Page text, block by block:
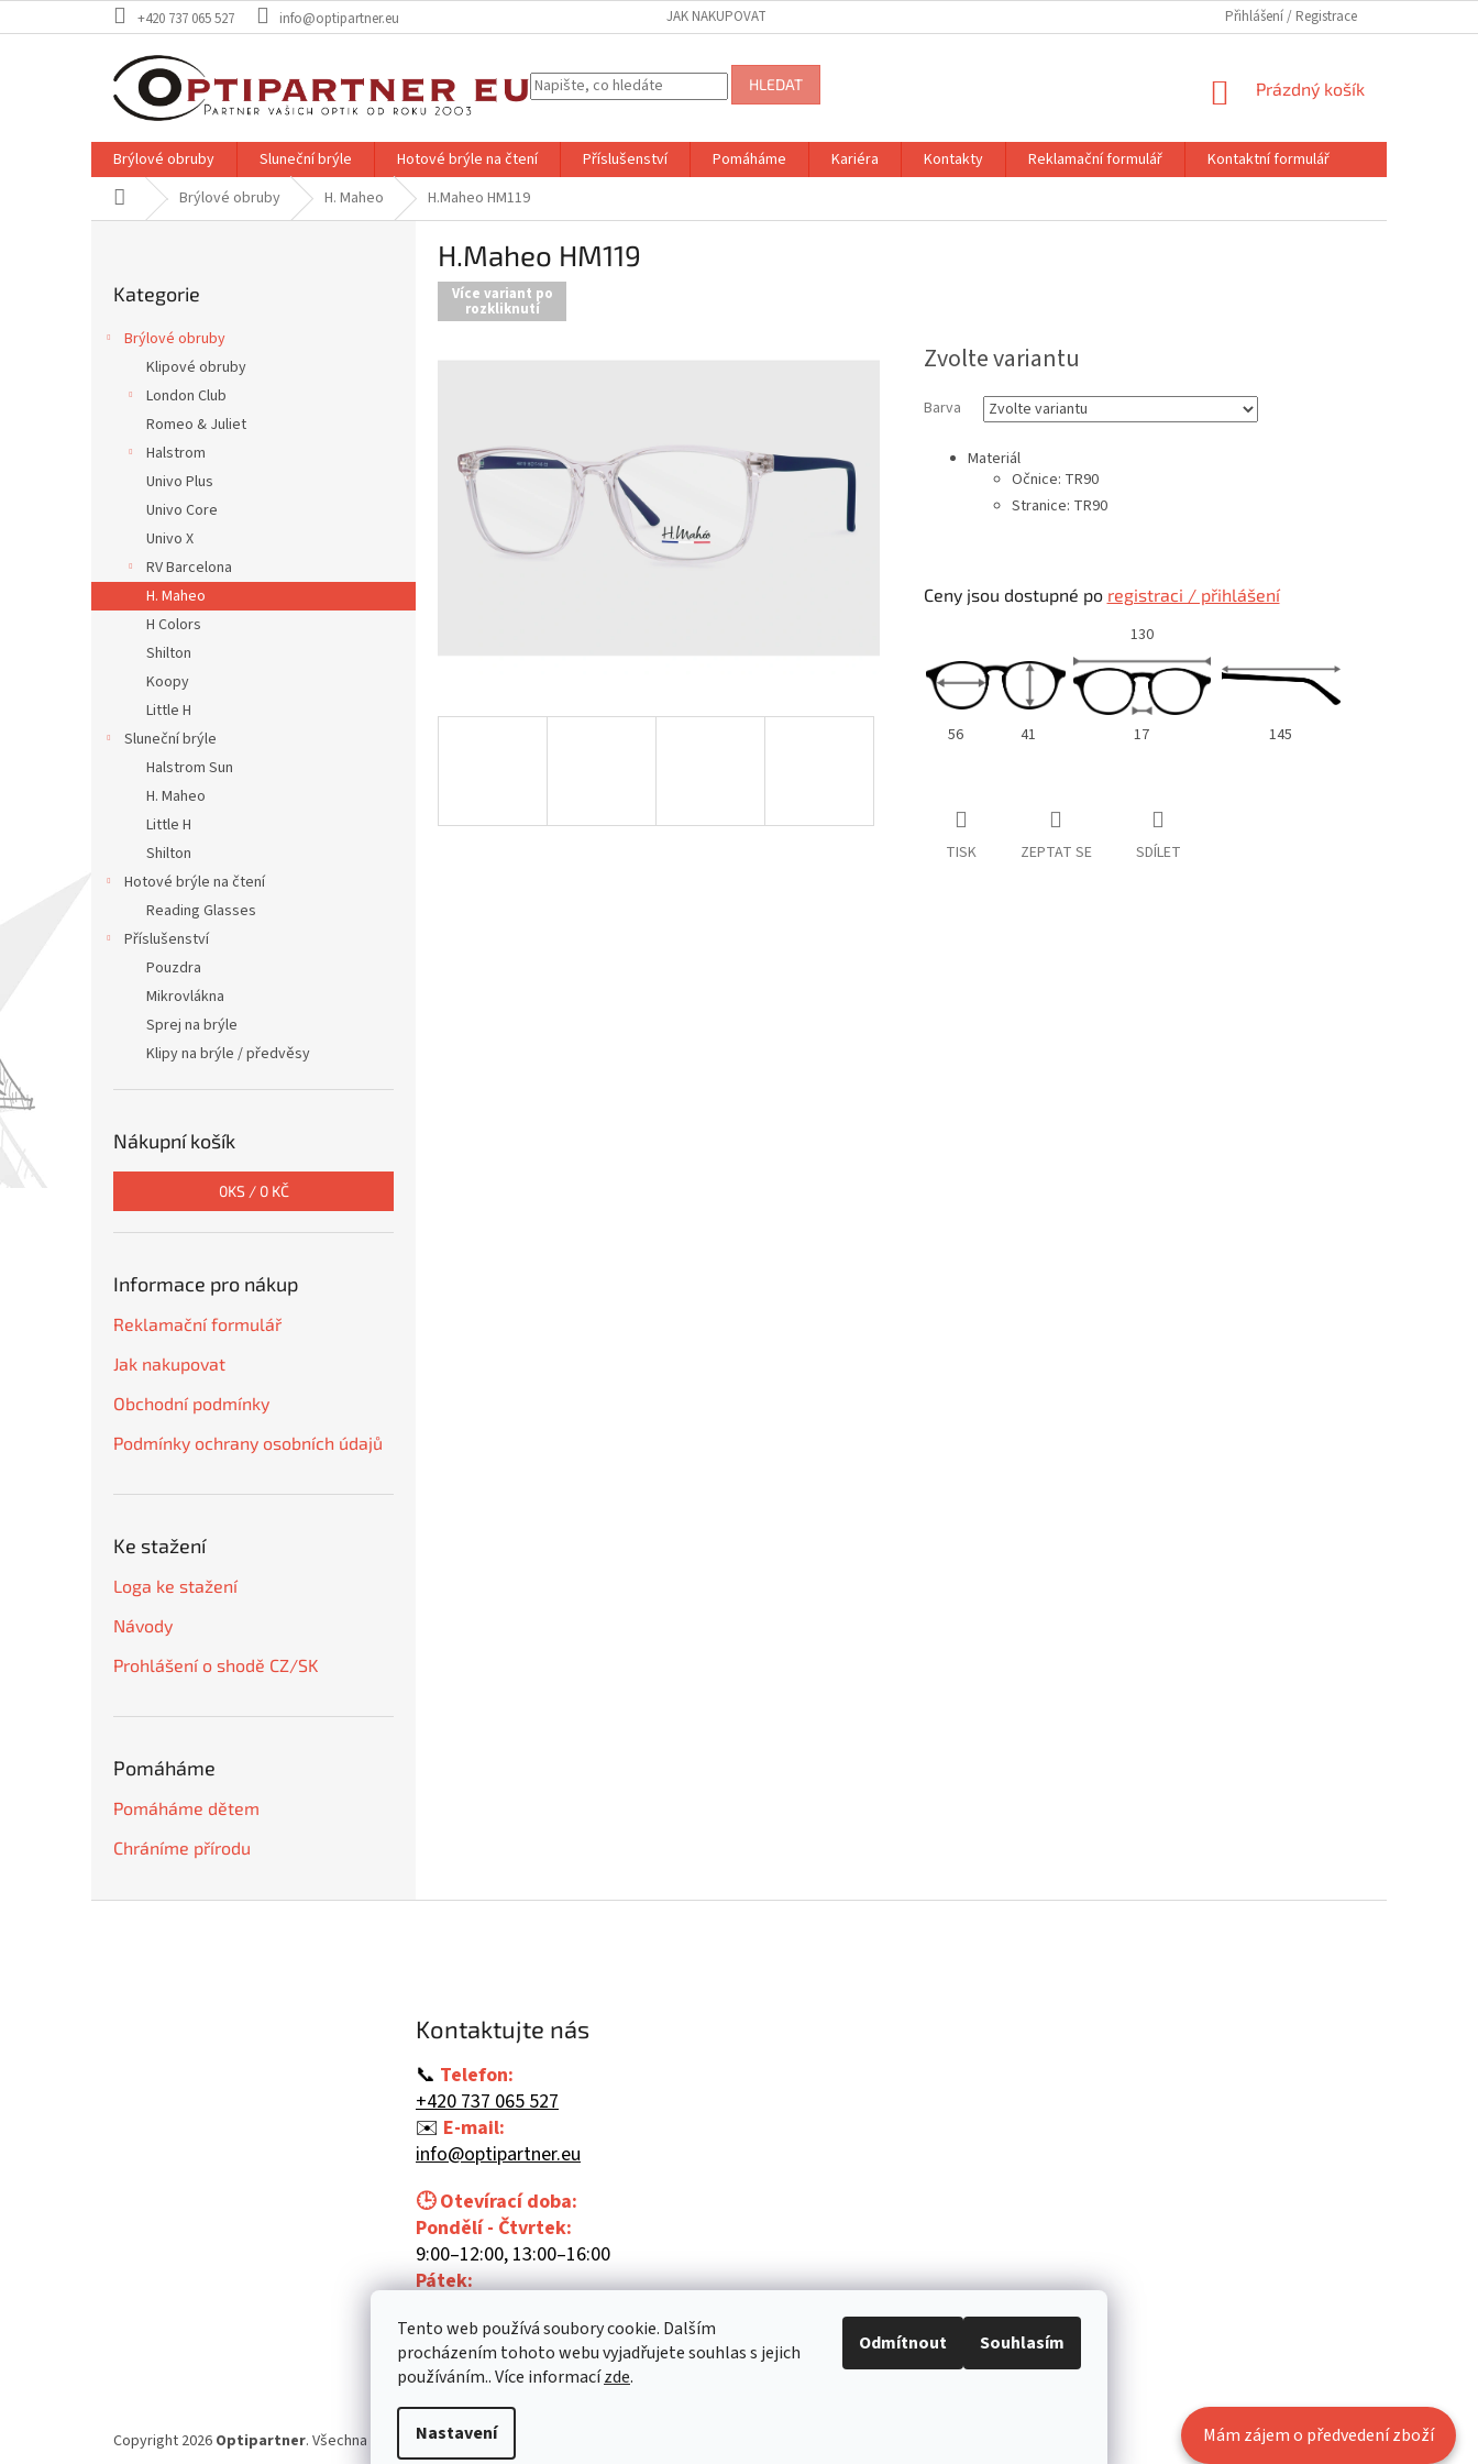
Mám zájem o předvedení zboží
Tento web používá soubory cookie. Dalším
procházením tohoto webu vyjadřujete souhlas s jejich
používáním.. Více informacízde.
Nastavení
Odmítnout Souhlasím
na
+420 737 065 527 info@optipartner.eu JAK NAKUPOVAT Přihlášení
HLEDAT
NÁKUPNÍ
Prázdný košík
Brýlové obruby Sluneční brýle Hotové brýle na čtení Příslušenství Pomáháme Kariéra Kontakty Reklamační formulář
Kontaktní formulář
Domů Brýlové obruby H. Maheo H.Maheo HM119
kategorie
Kategorie
Brýlové obruby
Klipové obruby
London Club
Romeo & Juliet
Halstrom
Univo Plus
Univo Core
Univo X
RV Barcelona
H. Maheo
H Colors
Shilton
Koopy
Little H
Sluneční brýle
Halstrom Sun
H. Maheo
Little H
Shilton
Hotové brýle na čtení
Reading Glasses
Příslušenství
Pouzdra
Mikrovlákna
Sprej na brýle
Klipy na brýle / předvěsy
Nákupní košík
0KS / 0 KČ
Informace pro nákup
Reklamační formulář
Jak nakupovat
Obchodní podmínky
Podmínky ochrany osobních údajů
Ke stažení
Loga ke stažení
Návody
Prohlášení o shodě CZ/SK
Pomáháme
Pomáháme dětem
Chráníme přírodu
H.Maheo HM119
Více variant po
rozkliknutí
Zvolte variantu
Barva
Materiál
Očnice: TR90
Stranice: TR90
Ceny jsou dostupné po registraci / přihlášení
130
56 41 17 145
TISK ZEPTAT SE SDÍLET
Kontaktujte nás
📞 Telefon:
+420 737 065 527
✉️ E-mail:
info@optipartner.eu
🕒 Otevírací doba:
Pondělí - Čtvrtek:
9:00–12:00, 13:00–16:00
Pátek:
Vytvořil Shoptet
Copyright 2026 Optipartner. Všechna práva vyhrazena.Upravit nastavení cookies